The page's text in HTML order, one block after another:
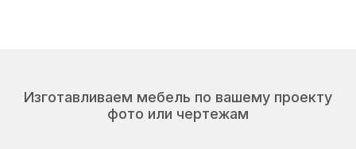
Изготавливаем мебель по вашему проекту
фото или чертежам